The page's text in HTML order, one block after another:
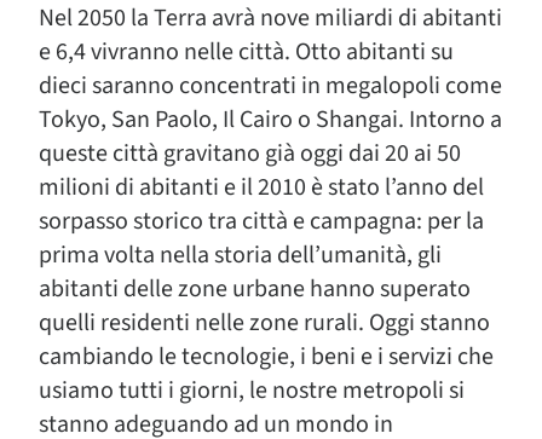
Nel 2050 la Terra avrà nove miliardi di abitanti
e 6,4 vivranno nelle città. Otto abitanti su
dieci saranno concentrati in megalopoli come
Tokyo, San Paolo, Il Cairo o Shangai. Intorno a
queste città gravitano già oggi dai 20 ai 50
milioni di abitanti e il 2010 è stato l’anno del
sorpasso storico tra città e campagna: per la
prima volta nella storia dell’umanità, gli
abitanti delle zone urbane hanno superato
quelli residenti nelle zone rurali. Oggi stanno
cambiando le tecnologie, i beni e i servizi che
usiamo tutti i giorni, le nostre metropoli si
stanno adeguando ad un mondo in